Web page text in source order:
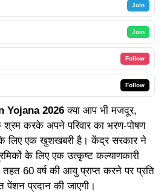
Join
Join
Follow
Follow
Yojana 2026क्या आप भी मजदूर,
श्रम करके अपने परिवार का भरण-पोषण
लिए एक खुशखबरी है। केंद्र सरकार ने
के लिए एक उत्कृष्ट कल्याणकारी
60 वर्ष की आयु प्राप्त करने पर प्रति
पेंशन प्रदान की जाएगी।